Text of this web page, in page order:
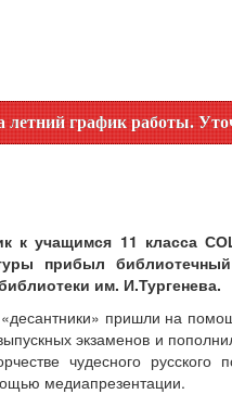
работы. Уточняйте
к учащимся 11 класса
прибыл
им. И.Тургенева.
пришли на
экзаменов и
чудесного русского
медиапрезентации.